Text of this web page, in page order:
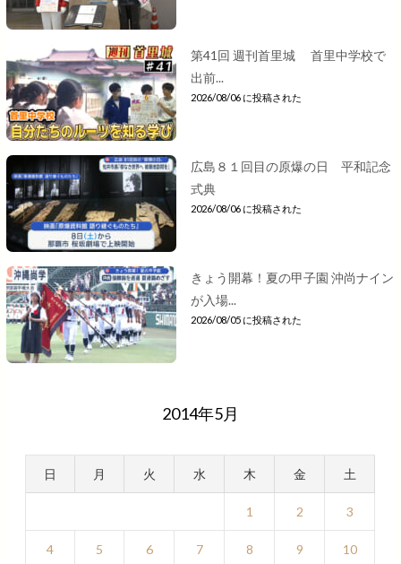
第41回 週刊首里城 首里中学校で
出前...
2026/08/06 に投稿された
広島８１回目の原爆の日 平和記念
式典
2026/08/06 に投稿された
きょう開幕！夏の甲子園 沖尚ナイン
が入場...
2026/08/05 に投稿された
2014年5月
日 月 火 水 木 金 土
1 2 3
4 5 6 7 8 9 10